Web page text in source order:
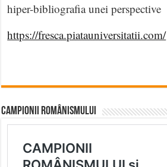
hiper-bibliografia unei perspective
https://fresca.piatauniversitatii.com/
CAMPIONII ROMÂNISMULUI